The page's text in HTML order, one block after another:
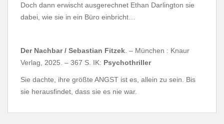
Doch dann erwischt ausgerechnet Ethan Darlington sie
dabei, wie sie in ein Büro einbricht…
Der Nachbar / Sebastian Fitzek . – München : Knaur
Verlag, 2025. – 367 S. IK: Psychothriller
Sie dachte, ihre größte ANGST ist es, allein zu sein. Bis
sie herausfindet, dass sie es nie war.